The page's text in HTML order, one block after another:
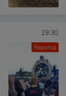
Reportaj
19:30